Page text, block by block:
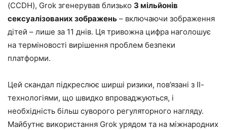
(CCDH), Grok згенерував близько 3 мільйонів
сексуалізованих зображень – включаючи зображення
дітей – лише за 11 днів. Ця тривожна цифра наголошує
на терміновості вирішення проблем безпеки
платформи.
Цей скандал підкреслює ширші ризики, пов’язані з ІІ-
технологіями, що швидко впроваджуються, і
необхідність більш суворого регуляторного нагляду.
Майбутнє використання Grok урядом та на міжнародних